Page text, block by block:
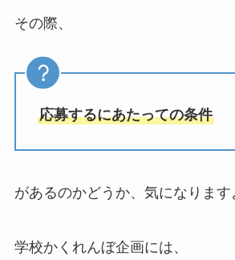
その際、
応募するにあたっての条件
があるのかどうか、気になります
学校かくれんぼ企画には、